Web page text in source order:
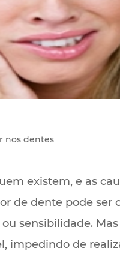
nos dentes
existem, e as
de dente pode
sensibilidade.
impedindo de